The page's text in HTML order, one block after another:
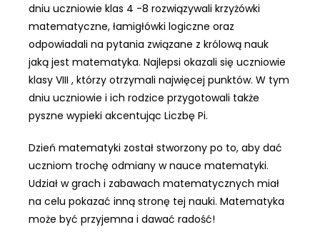
dniu uczniowie klas 4 -8 rozwiązywali krzyżówki
matematyczne, łamigłówki logiczne oraz
odpowiadali na pytania związane z królową nauk
jaką jest matematyka. Najlepsi okazali się uczniowie
klasy VIII , którzy otrzymali najwięcej punktów. W tym
dniu uczniowie i ich rodzice przygotowali także
pyszne wypieki akcentując Liczbę Pi.
Dzień matematyki został stworzony po to, aby dać
uczniom trochę odmiany w nauce matematyki.
Udział w grach i zabawach matematycznych miał
na celu pokazać inną stronę tej nauki. Matematyka
może być przyjemna i dawać radość!